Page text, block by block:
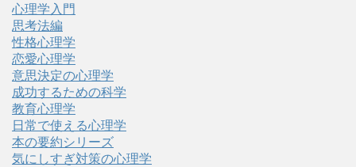
心理学入門
思考法編
性格心理学
恋愛心理学
意思決定の心理学
成功するための科学
教育心理学
日常で使える心理学
本の要約シリーズ
気にしすぎ対策の心理学